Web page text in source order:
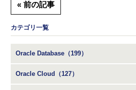
« 前の記事
カテゴリ一覧
Oracle Database（199）
Oracle Cloud（127）